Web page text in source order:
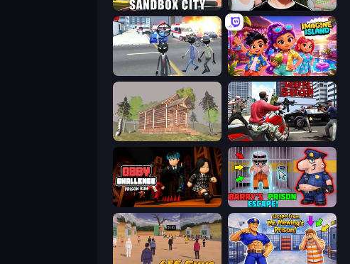
Sandbox City Schoolboy Escape: Runaway
Amazing Crime Strange Stickman Imagine Island
Survive In The Forest Grand Action Simulator: New York
Obby Challenge: Prison Run Barry's Prison Escape!